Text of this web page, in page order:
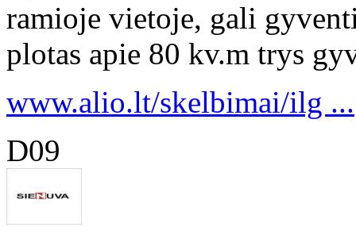
ramioje vietoje, gali
plotas apie 80 kv.m trys
www.alio.lt/skelbimai/ilg ...
D09